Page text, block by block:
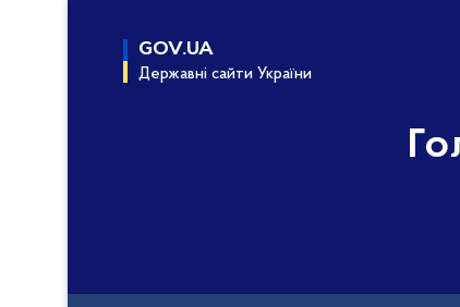
GOV.UA
Державні сайти України